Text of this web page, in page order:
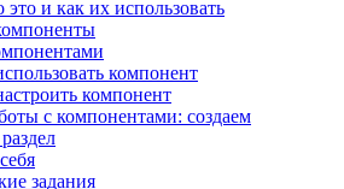
и как их использовать
компонент
компонент
с компонентами: создаем
задания